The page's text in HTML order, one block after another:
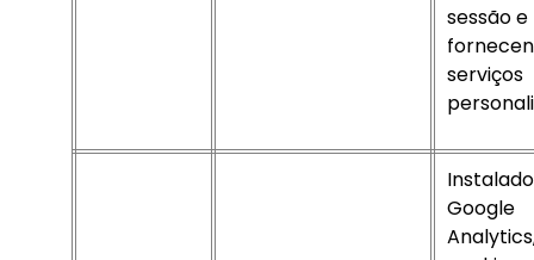
sessão e
serviços
Google